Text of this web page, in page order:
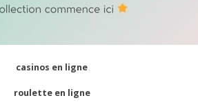
casinos en ligne
roulette en ligne